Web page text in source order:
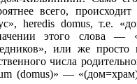
всего,
heredis domus, т.е.
этого слова —
или же просто
числа
(domus)» —